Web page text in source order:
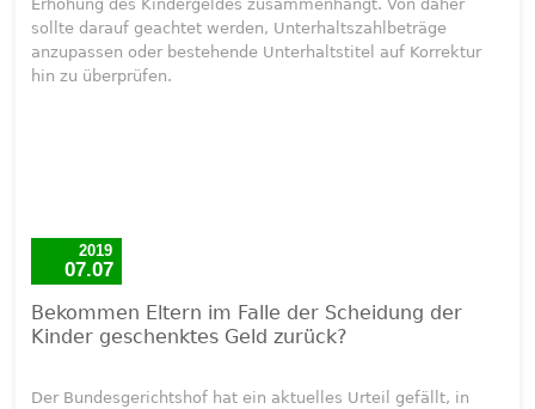
Erhöhung des Kindergeldes zusammenhängt. Von daher
sollte darauf geachtet werden, Unterhaltszahlbeträge
anzupassen oder bestehende Unterhaltstitel auf Korrektur
hin zu überprüfen.
2019
07.07
Bekommen Eltern im Falle der Scheidung der
Kinder geschenktes Geld zurück?
Der Bundesgerichtshof hat ein aktuelles Urteil gefällt, in